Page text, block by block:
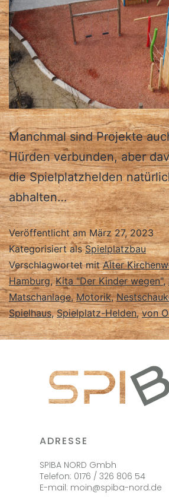
Manchmal sind Projekte
Hürden verbunden, aber
die Spielplatzhelden
abhalten…
Veröffentlicht amMärz 27, 2023
Kategorisiert alsSpielplatzbau
Verschlagwortet mitAlter
Hamburg,Kita "Der Kinder wegen",
Matschanlage,Motorik,
Spielhaus,Spielplatz-Helden,von
ADRESSE
SPIBA NORD Gmbh
Telefon: 0176 / 326 806 54
E-mail: moin@spiba-nord.de